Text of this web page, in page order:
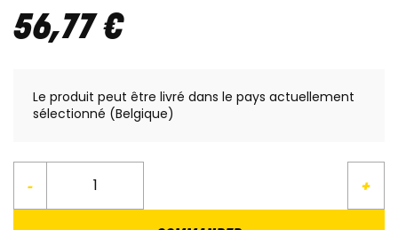
56,77€
Le produit peut être livré dans le pays actuellement
sélectionné (Belgique)
- +